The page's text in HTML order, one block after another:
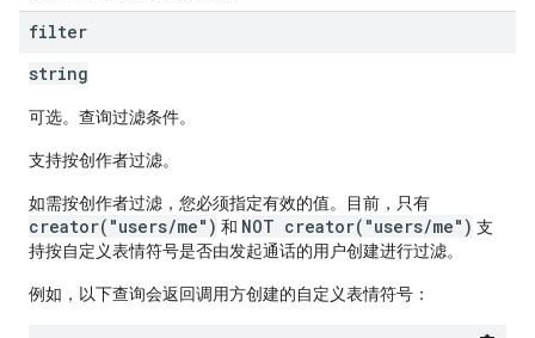
filter
string
可选。查询过滤条件。
支持按创作者过滤。
如需按创作者过滤，您必须指定有效的值。目前，只有
creator("users/me") 和 NOT creator("users/me") 支
持按自定义表情符号是否由发起通话的用户创建进行过滤。
例如，以下查询会返回调用方创建的自定义表情符号：